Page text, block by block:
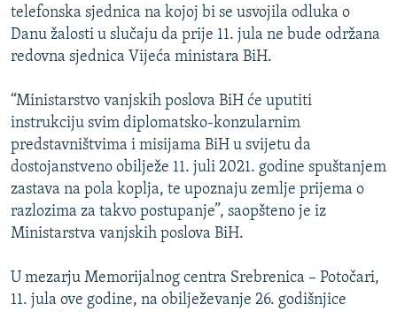
telefonska sjednica na kojoj bi se usvojila odluka o
Danu žalosti u slučaju da prije 11. jula ne bude održana
redovna sjednica Vijeća ministara BiH.
“Ministarstvo vanjskih poslova BiH će uputiti
instrukciju svim diplomatsko-konzularnim
predstavništvima i misijama BiH u svijetu da
dostojanstveno obilježe 11. juli 2021. godine spuštanjem
zastava na pola koplja, te upoznaju zemlje prijema o
razlozima za takvo postupanje”, saopšteno je iz
Ministarstva vanjskih poslova BiH.
U mezarju Memorijalnog centra Srebrenica – Potočari,
11. jula ove godine, na obilježevanje 26. godišnjice